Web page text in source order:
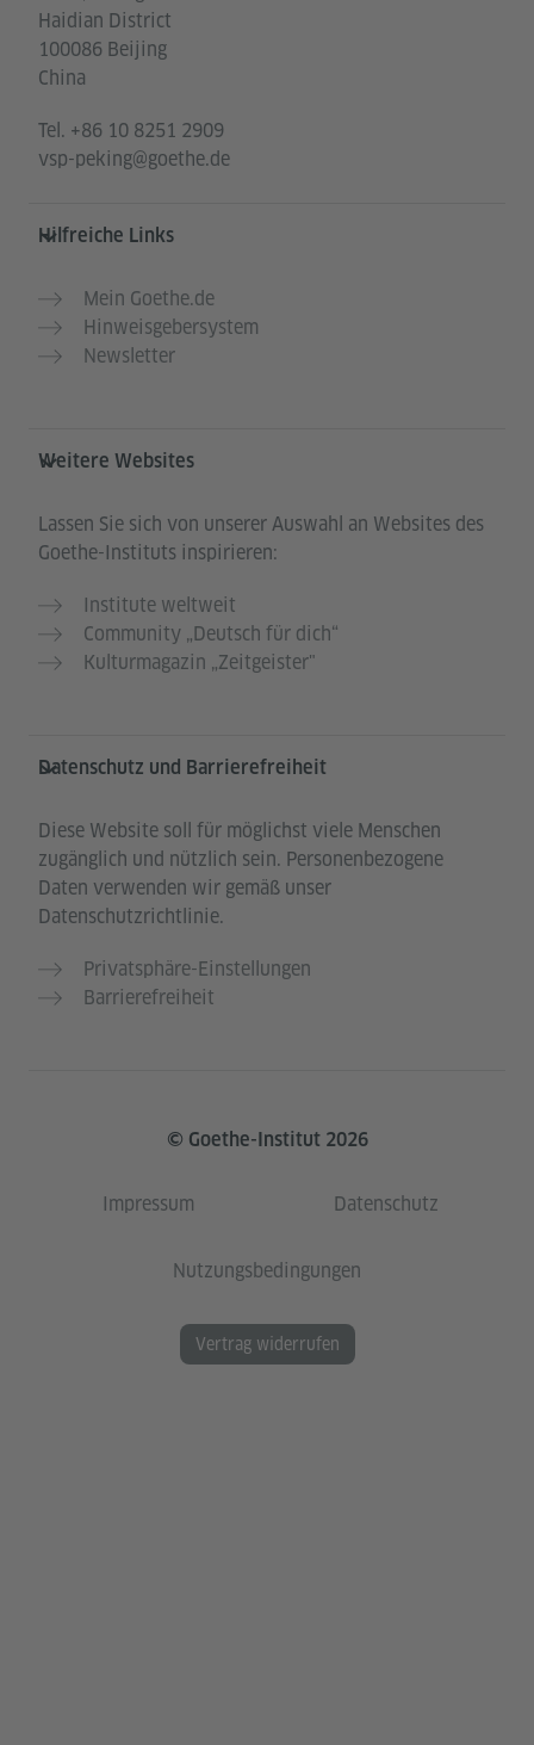
Haidian District
100086 Beijing
China
Tel. +86 10 8251 2909
vsp-peking@goethe.de
Hilfreiche Links
Mein Goethe.de
Hinweisgebersystem
Newsletter
Weitere Websites
Lassen Sie sich von unserer Auswahl an Websites des
Goethe-Instituts inspirieren:
Institute weltweit
Community „Deutsch für dich“
Kulturmagazin „Zeitgeister"
Datenschutz und Barrierefreiheit
Diese Website soll für möglichst viele Menschen
zugänglich und nützlich sein. Personenbezogene
Daten verwenden wir gemäß unser
Datenschutzrichtlinie.
Privatsphäre-Einstellungen
Barrierefreiheit
© Goethe-Institut 2026
Impressum Datenschutz
Nutzungsbedingungen
Vertrag widerrufen